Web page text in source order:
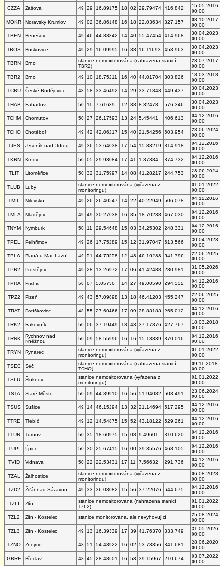
CZZA Zašová 49 29 16.89175 18 02 29.79474 416.842
15.05.2016
00:00
MOKR
Moravský Krumlov 49 02 36.86148 16 18 22.03634 327.157
08.10.2017
00:00
TBEN
Benešov 49 46 44.83842 14 40 55.47454 414.968
30.04.2023
00:00
TBOS
Boskovice 49 29 16.09995 16 38 16.11693 453.963
30.04.2023
00:00
TBRN
Brno
stanice nemonitorována (nahrazena stanicí
TBR2)
23.07.2017
00:00
TBR2
Brno 49 10 18.75211 16 40 44.01704 303.826
18.03.2018
00:00
TCBU
České Budějovice 48 58 33.46492 14 29 33.71843 449.437
30.04.2023
00:00
THAB
Habartov 50 11 7.61639 12 33 8.32478 576.346
30.04.2023
00:00
TCHM
Chomutov 50 27 26.17593 13 24 5.45441 406.613
04.12.2016
00:00
TCHO
Chotěboř 49 42 42.06217 15 40 21.54256 603.954
23.06.2024
00:00
TJES
Jeseník nad Odrou 49 36 53.64038 17 54 15.83219 314.918
04.12.2016
00:00
TKRN
Krnov 50 05 29.93084 17 41 1.37384 374.732
04.12.2016
00:00
TLIT
Litoměřice 50 32 31.75997 14 08 41.28217 244.753
23.06.2024
00:00
TLUB
Luby
stanice nemonitorována (vyřazena z
monitoringu)
01.01.2022
00:00
TMIL
Milevsko 49 26 26.40547 14 22 40.22949 506.078
04.12.2016
00:00
TMLA
Mladějov 49 49 30.27038 16 35 18.70238 467.030
04.12.2016
00:00
TNYM
Nymburk 50 11 29.54648 15 03 34.25302 248.331
04.12.2016
00:00
TPEL
Pelhřimov 49 26 17.75289 15 12 31.97047 613.566
30.04.2023
00:00
TPLA
Planá u Mar. Lázní 49 51 44.75558 12 43 46.16283 541.796
22.06.2025
00:00
TPR2
Prostějov 49 28 13.26972 17 06 41.42488 280.981
31.05.2026
00:00
TPRA
Praha 50 07 5.05736 14 27 49.00590 294.332
04.12.2016
00:00
TPZ2
Plzeň 49 43 57.09898 13 18 46.41203 455.247
22.06.2025
00:00
TRAT
Ratíškovice 48 55 27.60466 17 09 38.83183 265.012
04.12.2016
00:00
TRK2
Rakovník 50 06 37.19449 13 43 37.17376 427.767
18.03.2018
00:00
TRNK
Rychnov nad
Kněžnou
50 09 58.55996 16 16 15.13839 370.016
04.12.2016
00:00
TRYN
Rynárec
stanice nemonitorována (vyřazena z
monitoringu)
01.01.2022
00:00
TSEC
Seč
stanice nemonitorována (nahrazena stanicí
TCHO)
09.11.2018
00:00
TSLU
Šluknov
stanice nemonitorována (vyřazena z
monitoringu)
01.01.2022
00:00
TSTA
Staré Město 50 09 44.39910 16 56 51.94082 603.491
23.06.2024
00:00
TSUS
Sušice 49 14 46.15294 13 32 21.14694 517.295
04.12.2016
00:00
TTRE
Třebíč 49 12 14.54875 15 52 43.18122 529.261
04.12.2016
00:00
TTUR
Turnov 50 35 18.60975 15 08 9.49601 310.620
04.12.2016
00:00
TUPI
Úpice 50 30 25.67415 16 00 39.35576 468.105
04.12.2016
00:00
TVID
Vidnava 50 22 22.53431 17 11 7.56632 291.736
04.12.2016
00:00
TZAL
Žalhostice
stanice nemonitorována (vyřazena z
monitoringu)
06.08.2023
00:00
TZD2
Žďár nad Sázavou 49 33 36.03082 15 56 37.22076 644.675
04.12.2016
00:00
TZLI
Zlín
stanice nemonitorována (nahrazena stanicí
TZL2)
01.01.2022
00:00
TZL2
Zlín - Kostelec stanice monitorována, ale nevyhovující
25.08.2024
00:00
TZL3
Zlín - Kostelec 49 13 16.39339 17 39 41.76370 333.749
31.05.2026
00:00
TZNO
Znojmo 48 51 54.48922 16 02 53.73356 341.681
28.06.2020
00:00
GBRE
Břeclav 48 45 28.48601 16 53 39.15967 210.674
03.07.2022
00:00